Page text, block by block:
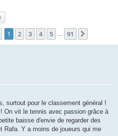
c
Page 1sur91
1 2 3 4 5 91
surtout pour le classement général !
On vit le tennis avec passion grâce à
baisse d'envie de regarder des
Rafa. Y a moins de joueurs qui me